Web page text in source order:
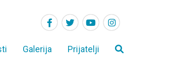
Galerija Prijatelji